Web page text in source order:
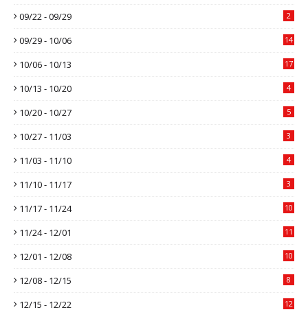
09/22 - 09/29 2
09/29 - 10/06 14
10/06 - 10/13 17
10/13 - 10/20 4
10/20 - 10/27 5
10/27 - 11/03 3
11/03 - 11/10 4
11/10 - 11/17 3
11/17 - 11/24 10
11/24 - 12/01 11
12/01 - 12/08 10
12/08 - 12/15 8
12/15 - 12/22 12